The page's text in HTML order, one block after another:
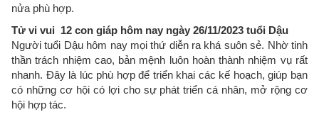
nửa phù hợp.
Tử vi vui 12 con giáp hôm nay ngày 26/11/2023 tuổi Dậu
Người tuổi Dậu hôm nay mọi thứ diễn ra khá suôn sẻ. Nhờ tinh
thần trách nhiệm cao, bản mệnh luôn hoàn thành nhiệm vụ rất
nhanh. Đây là lúc phù hợp để triển khai các kế hoạch, giúp bạn
có những cơ hội có lợi cho sự phát triển cá nhân, mở rộng cơ
hội hợp tác.